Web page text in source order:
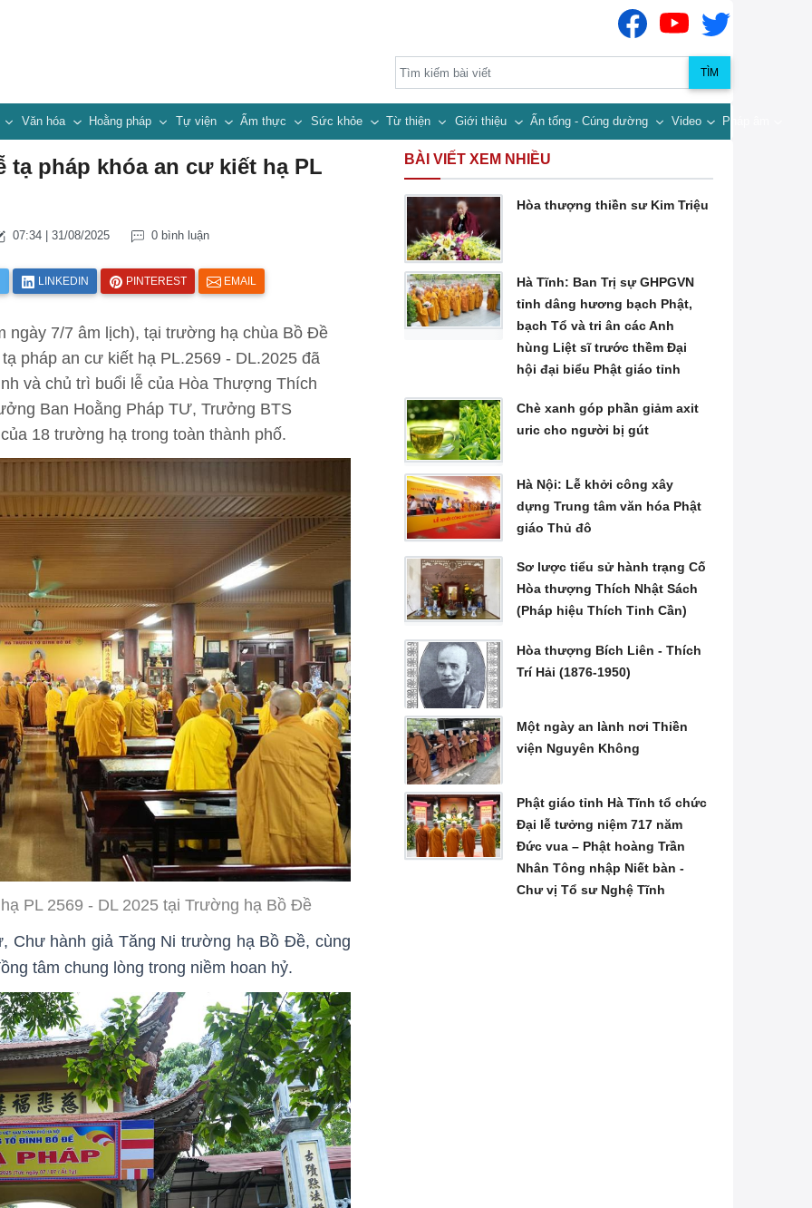
TÌM
Văn hóa Hoằng pháp Tự viện Ẩm thực Sức khỏe Từ thiện Giới thiệu Ấn tống - Cúng dường Video Pháp âm
pháp khóa an cư kiết hạ PL
07:34 | 31/08/2025 0 bình luận
LINKEDIN PINTEREST EMAIL
ngày 7/7 âm lịch), tại trường hạ chùa Bồ Đề
pháp an cư kiết hạ PL.2569 - DL.2025 đã
và chủ trì buổi lễ của Hòa Thượng Thích
Ban Hoằng Pháp TƯ, Trưởng BTS
18 trường hạ trong toàn thành phố.
PL 2569 - DL 2025 tại Trường hạ Bồ Đề
Chư hành giả Tăng Ni trường hạ Bồ Đề, cùng
tâm chung lòng trong niềm hoan hỷ.
BÀI VIẾT XEM NHIỀU
Hòa thượng thiền sư Kim Triệu
Hà Tĩnh: Ban Trị sự GHPGVN
tỉnh dâng hương bạch Phật,
bạch Tổ và tri ân các Anh
hùng Liệt sĩ trước thềm Đại
hội đại biểu Phật giáo tỉnh
Chè xanh góp phần giảm axit
uric cho người bị gút
Hà Nội: Lễ khởi công xây
dựng Trung tâm văn hóa Phật
giáo Thủ đô
Sơ lược tiểu sử hành trạng Cố
Hòa thượng Thích Nhật Sách
(Pháp hiệu Thích Tinh Cần)
Hòa thượng Bích Liên - Thích
Trí Hải (1876-1950)
Một ngày an lành nơi Thiền
viện Nguyên Không
Phật giáo tỉnh Hà Tĩnh tổ chức
Đại lễ tưởng niệm 717 năm
Đức vua – Phật hoàng Trần
Nhân Tông nhập Niết bàn -
Chư vị Tổ sư Nghệ Tĩnh